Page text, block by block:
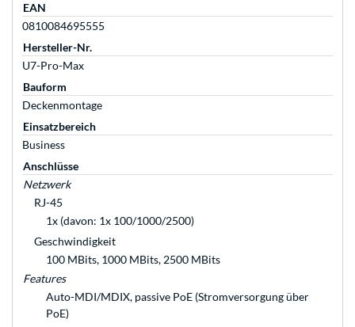
EAN
0810084695555
Hersteller-Nr.
U7-Pro-Max
Bauform
Deckenmontage
Einsatzbereich
Business
Anschlüsse
Netzwerk
RJ-45
1x (davon: 1x 100/1000/2500)
Geschwindigkeit
100 MBits, 1000 MBits, 2500 MBits
Features
Auto-MDI/MDIX, passive PoE (Stromversorgung über
PoE)